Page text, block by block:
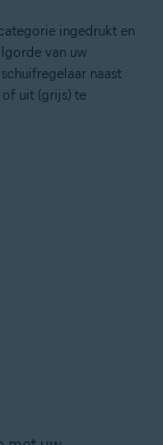
ingedrukt en
van uw
naast
uit (grijs) te